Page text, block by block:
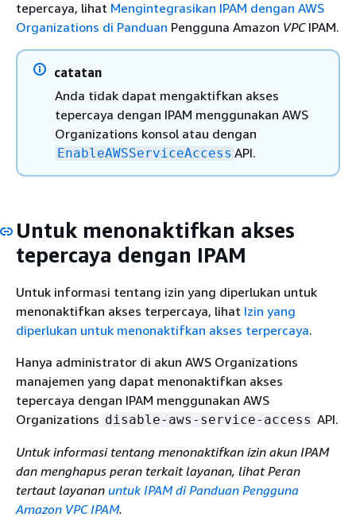
tepercaya, lihat Mengintegrasikan IPAM dengan AWS
Organizations di Panduan Pengguna Amazon VPCIPAM.
catatan
Anda tidak dapat mengaktifkan akses
tepercaya dengan IPAM menggunakan AWS
Organizations konsol atau dengan
EnableAWSServiceAccess API.
Untuk menonaktifkan akses
tepercaya dengan IPAM
Untuk informasi tentang izin yang diperlukan untuk
menonaktifkan akses terpercaya, lihat Izin yang
diperlukan untuk menonaktifkan akses terpercaya.
Hanya administrator di akun AWS Organizations
manajemen yang dapat menonaktifkan akses
tepercaya dengan IPAM menggunakan AWS
Organizations disable-aws-service-access API.
Untuk informasi tentang menonaktifkan izin akun IPAM
dan menghapus peran terkait layanan, lihat Peran
tertaut layanan untuk IPAM di Panduan Pengguna
Amazon VPC IPAM.